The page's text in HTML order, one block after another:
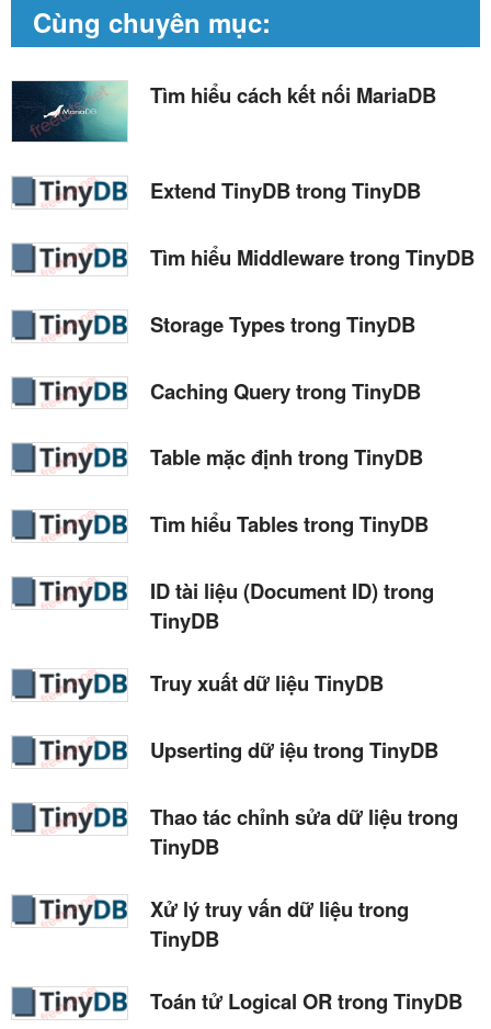
Cùng chuyên mục:
Tìm hiểu cách kết nối MariaDB
Extend TinyDB trong TinyDB
Tìm hiểu Middleware trong TinyDB
Storage Types trong TinyDB
Caching Query trong TinyDB
Table mặc định trong TinyDB
Tìm hiểu Tables trong TinyDB
ID tài liệu (Document ID) trong
TinyDB
Truy xuất dữ liệu TinyDB
Upserting dữ iệu trong TinyDB
Thao tác chỉnh sửa dữ liệu trong
TinyDB
Xử lý truy vấn dữ liệu trong
TinyDB
Toán tử Logical OR trong TinyDB